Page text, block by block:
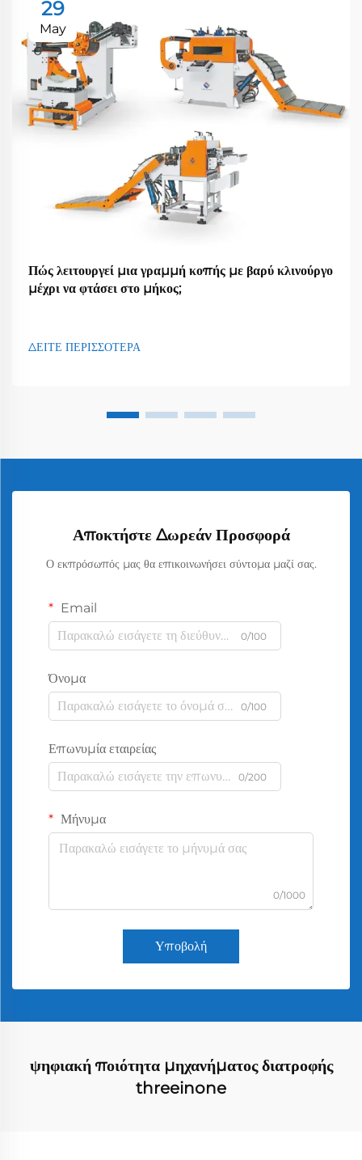
29
May
Πώς λειτουργεί μια γραμμή κοπής με βαρύ κλινούργο
μέχρι να φτάσει στο μήκος;
ΔΕΙΤΕ ΠΕΡΙΣΣΟΤΕΡΑ
Αποκτήστε Δωρεάν Προσφορά
Ο εκπρόσωπός μας θα επικοινωνήσει σύντομα μαζί σας.
Email
0/100
Όνομα
0/100
Επωνυμία εταιρείας
0/200
Μήνυμα
0/1000
Υποβολή
ψηφιακή ποιότητα μηχανήματος διατροφής
threeinone